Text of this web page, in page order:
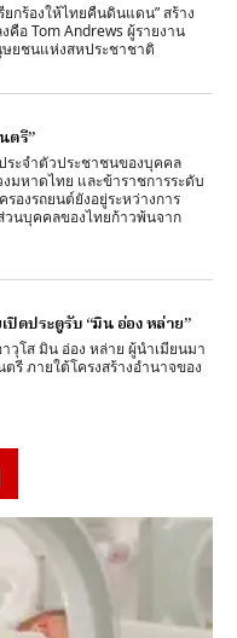
กร้องให้ไทยคืนดินแดน” สร้าง
คือ Tom Andrews ผู้รายงาน
ยชนแห่งสหประชาชาติ
ตรี”
ระจำตัวประชาชนของบุคคล
มหาดไทย และข้าราชการระดับ
องรถยนต์ยังอยู่ระหว่างการ
วนบุคคลของไทยก้าวพ้นจาก
ดประตูรับ “มิน อ่อง หล่าย”
วุโส มิน อ่อง หล่าย ผู้นำเมียนมา
รี ภายใต้โครงสร้างอำนาจของ